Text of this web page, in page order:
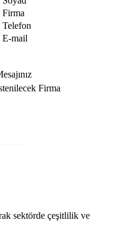
Firma
Telefon
E-mail
Firma
sektörde çeşitlilik ve